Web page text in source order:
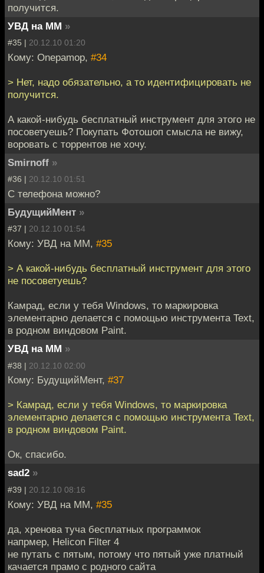
получится.
УВД на ММ »
#35 | 20.12.10 01:20
Кому: Onepamop, #34
> Нет, надо обязательно, а то идентифицировать не
получится.
А какой-нибудь бесплатный инструмент для этого не
посоветуешь? Покупать Фотошоп смысла не вижу,
воровать с торрентов не хочу.
Smirnoff »
#36 | 20.12.10 01:51
С телефона можно?
БудущийМент »
#37 | 20.12.10 01:54
Кому: УВД на ММ, #35
> А какой-нибудь бесплатный инструмент для этого
не посоветуешь?
Камрад, если у тебя Windows, то маркировка
элементарно делается с помощью инструмента Text,
в родном виндовом Paint.
УВД на ММ »
#38 | 20.12.10 02:00
Кому: БудущийМент, #37
> Камрад, если у тебя Windows, то маркировка
элементарно делается с помощью инструмента Text,
в родном виндовом Paint.
Ок, спасибо.
sad2 »
#39 | 20.12.10 08:16
Кому: УВД на ММ, #35
да, хренова туча бесплатных программок
напрмер, Helicon Filter 4
не путать с пятым, потому что пятый уже платный
качается прамо с родного сайта